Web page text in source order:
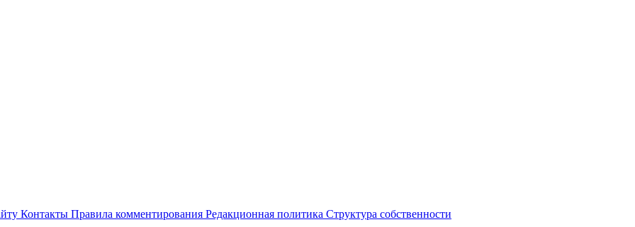
Контакты Правила комментирования Редакционная политика Структура собственности